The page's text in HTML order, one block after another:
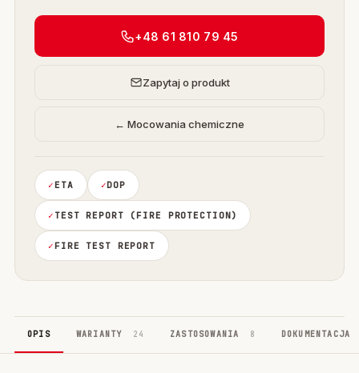
+48 61 810 79 45
Zapytaj o produkt
← Mocowania chemiczne
ETA DOP
TEST REPORT (FIRE PROTECTION)
FIRE TEST REPORT
OPIS WARIANTY 24 ZASTOSOWANIA 8 DOKUMENTACJA